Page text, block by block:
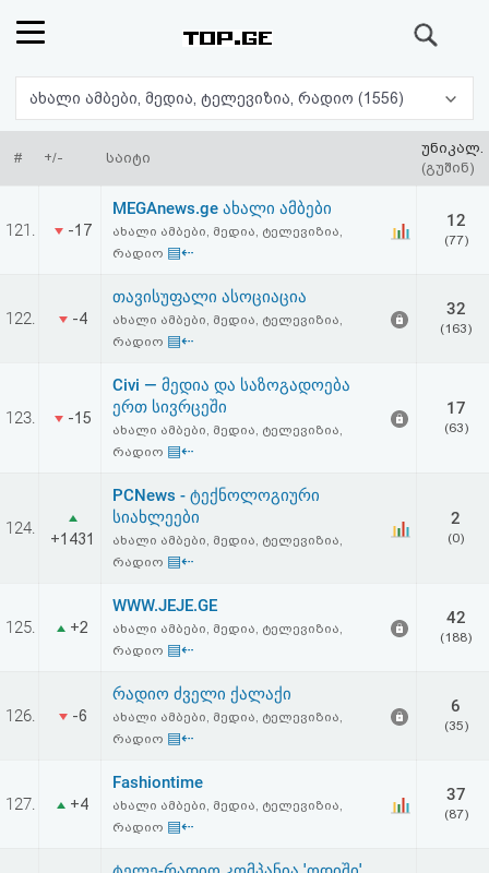
რეიტინგი
(მთავარი)
ფოსტა
ავტორიზაცია
რეგისტრაცია
აღდგენა
სალიცენზიო
შეთანხმება
პასუხისმგებლობის
უარყოფა
ახალი ამბები, მედია, ტელევიზია, რადიო (1556)
# +/- საიტი
უნიკალ.
(გუშინ)
121. -17
MEGAnews.ge ახალი ამბები
ახალი ამბები, მედია, ტელევიზია,
რადიო ▤⇠
12
(77)
122. -4
თავისუფალი ასოციაცია
ახალი ამბები, მედია, ტელევიზია,
რადიო ▤⇠
32
(163)
123. -15
Civi — მედია და საზოგადოება
ერთ სივრცეში
ახალი ამბები, მედია, ტელევიზია,
რადიო ▤⇠
17
(63)
124.
+1431
PCNews - ტექნოლოგიური
სიახლეები
ახალი ამბები, მედია, ტელევიზია,
რადიო ▤⇠
2
(0)
125. +2
WWW.JEJE.GE
ახალი ამბები, მედია, ტელევიზია,
რადიო ▤⇠
42
(188)
126. -6
რადიო ძველი ქალაქი
ახალი ამბები, მედია, ტელევიზია,
რადიო ▤⇠
6
(35)
127. +4
Fashiontime
ახალი ამბები, მედია, ტელევიზია,
რადიო ▤⇠
37
(87)